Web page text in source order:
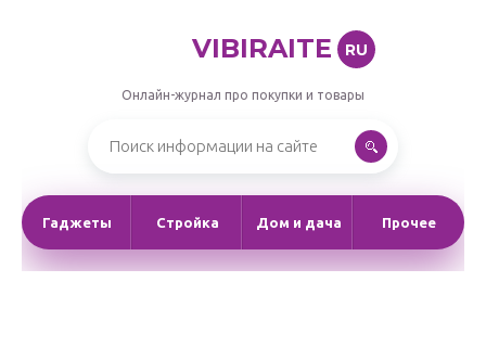
VIBIRAITE RU
Онлайн-журнал про покупки и товары
Гаджеты Стройка Дом и дача Прочее